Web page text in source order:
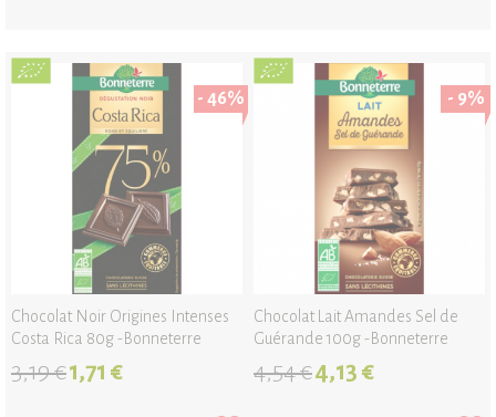
- 46%
Chocolat Noir Origines Intenses
Costa Rica 80g -Bonneterre
3,19 €1,71 €
- 9%
Chocolat Lait Amandes Sel de
Guérande 100g -Bonneterre
4,54 €4,13 €